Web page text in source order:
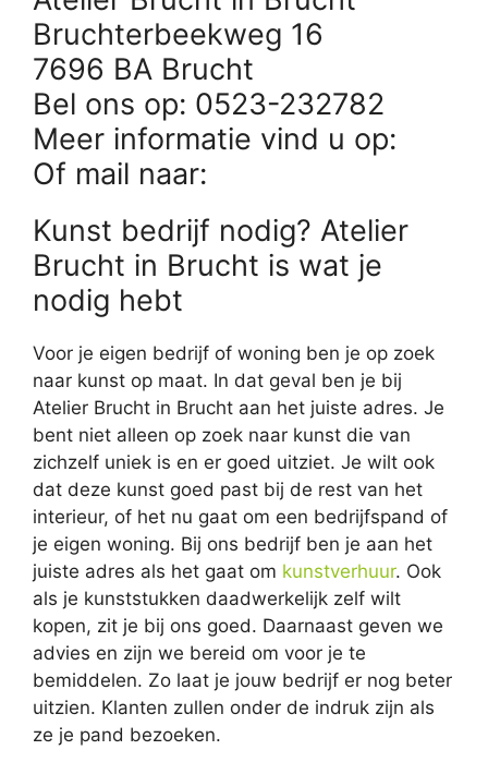
Bruchterbeekweg 16
7696 BA Brucht
Bel ons op: 0523-232782
Meer informatie vind u op:
Of mail naar:
Kunst bedrijf nodig? Atelier
Brucht in Brucht is wat je
nodig hebt
Voor je eigen bedrijf of woning ben je op zoek
naar kunst op maat. In dat geval ben je bij
Atelier Brucht in Brucht aan het juiste adres. Je
bent niet alleen op zoek naar kunst die van
zichzelf uniek is en er goed uitziet. Je wilt ook
dat deze kunst goed past bij de rest van het
interieur, of het nu gaat om een bedrijfspand of
je eigen woning. Bij ons bedrijf ben je aan het
juiste adres als het gaat om kunstverhuur. Ook
als je kunststukken daadwerkelijk zelf wilt
kopen, zit je bij ons goed. Daarnaast geven we
advies en zijn we bereid om voor je te
bemiddelen. Zo laat je jouw bedrijf er nog beter
uitzien. Klanten zullen onder de indruk zijn als
ze je pand bezoeken.